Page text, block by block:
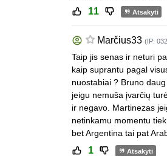
11 Atsakyti
Marčius33 (IP:
Taip jis senas ir neturi
kaip suprantu pagal
nuostabiai ? Bruno
jeigu nemuša įvarčių
ir negavo. Martinezas
netinkamu momentu
bet Argentina tai pat
1 Atsakyti